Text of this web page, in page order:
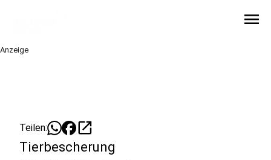
menu
Anzeige
Teilen: open_in_new
Tierbescherung